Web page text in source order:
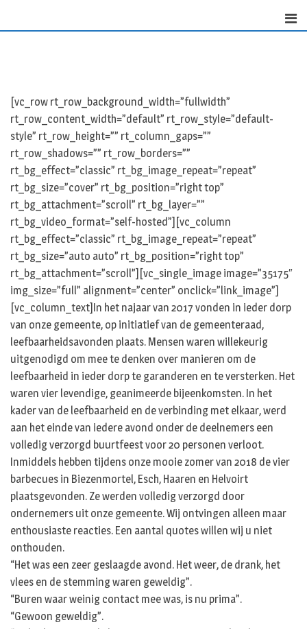
[vc_row rt_row_background_width=”fullwidth”
rt_row_content_width=”default” rt_row_style=”default-
style” rt_row_height=”” rt_column_gaps=””
rt_row_shadows=”” rt_row_borders=””
rt_bg_effect=”classic” rt_bg_image_repeat=”repeat”
rt_bg_size=”cover” rt_bg_position=”right top”
rt_bg_attachment=”scroll” rt_bg_layer=””
rt_bg_video_format=”self-hosted”][vc_column
rt_bg_effect=”classic” rt_bg_image_repeat=”repeat”
rt_bg_size=”auto auto” rt_bg_position=”right top”
rt_bg_attachment=”scroll”][vc_single_image image=”35175″
img_size=”full” alignment=”center” onclick=”link_image”]
[vc_column_text]In het najaar van 2017 vonden in ieder dorp
van onze gemeente, op initiatief van de gemeenteraad,
leefbaarheidsavonden plaats. Mensen waren willekeurig
uitgenodigd om mee te denken over manieren om de
leefbaarheid in ieder dorp te garanderen en te versterken. Het
waren vier levendige, geanimeerde bijeenkomsten. In het
kader van de leefbaarheid en de verbinding met elkaar, werd
aan het einde van iedere avond onder de deelnemers een
volledig verzorgd buurtfeest voor 20 personen verloot.
Inmiddels hebben tijdens onze mooie zomer van 2018 de vier
barbecues in Biezenmortel, Esch, Haaren en Helvoirt
plaatsgevonden. Ze werden volledig verzorgd door
ondernemers uit onze gemeente. Wij ontvingen alleen maar
enthousiaste reacties. Een aantal quotes willen wij u niet
onthouden.
“Het was een zeer geslaagde avond. Het weer, de drank, het
vlees en de stemming waren geweldig”.
“Buren waar weinig contact mee was, is nu prima”.
“Gewoon geweldig”.